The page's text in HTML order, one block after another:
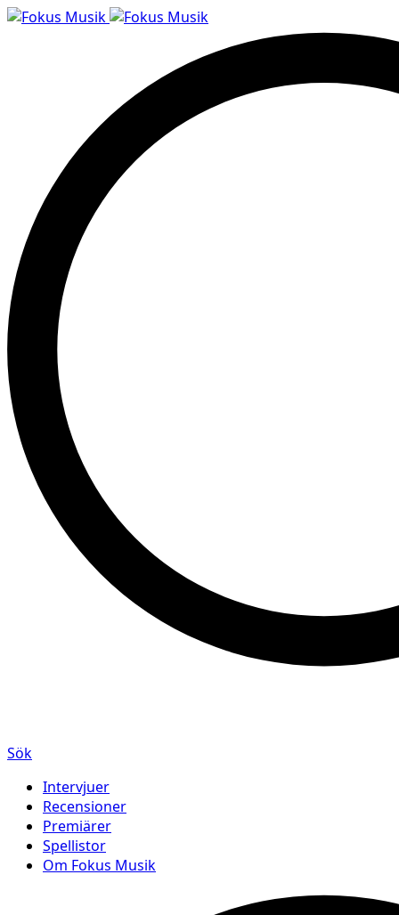
Sök
Intervjuer
Recensioner
Premiärer
Spellistor
Om Fokus Musik